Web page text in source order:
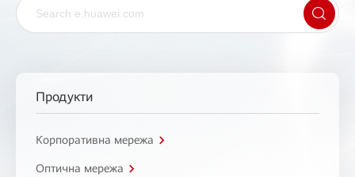
Продукти
Корпоративна мережа
Оптична мережа